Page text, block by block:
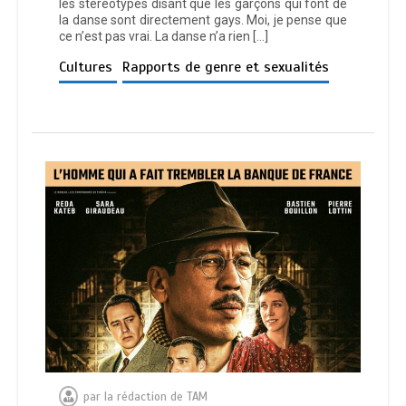
les stéréotypes disant que les garçons qui font de
la danse sont directement gays. Moi, je pense que
ce n’est pas vrai. La danse n’a rien […]
Cultures Rapports de genre et sexualités
par la rédaction de TAM